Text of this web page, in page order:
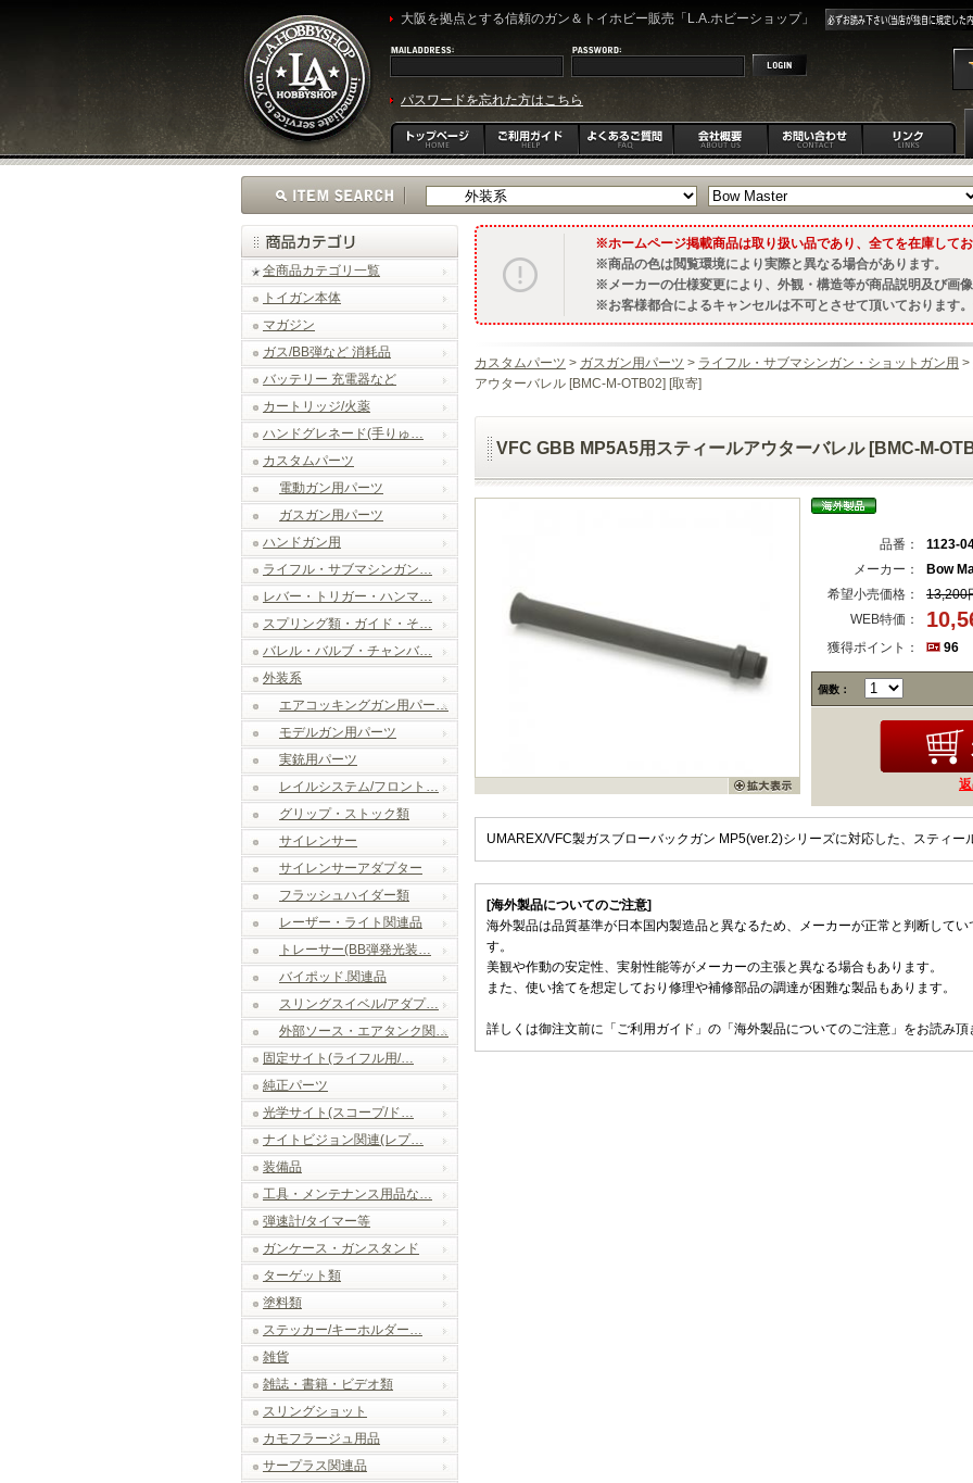
大阪を拠点とする信頼のガン＆トイホビー販売「L.A.ホビーショップ」
パスワードを忘れた方はこちら
全商品カテゴリ一覧
トイガン本体
マガジン
ガス/BB弾など 消耗品
バッテリー 充電器など
カートリッジ/火薬
ハンドグレネード(手りゅ…
カスタムパーツ
電動ガン用パーツ
ガスガン用パーツ
ハンドガン用
ライフル・サブマシンガン…
レバー・トリガー・ハンマ…
スプリング類・ガイド・そ…
バレル・バルブ・チャンバ…
外装系
エアコッキングガン用パー…
モデルガン用パーツ
実銃用パーツ
レイルシステム/フロント…
グリップ・ストック類
サイレンサー
サイレンサーアダプター
フラッシュハイダー類
レーザー・ライト関連品
トレーサー(BB弾発光装…
バイポッド.関連品
スリングスイベル/アダプ…
外部ソース・エアタンク関…
固定サイト(ライフル用/…
純正パーツ
光学サイト(スコープ/ド…
ナイトビジョン関連(レプ…
装備品
工具・メンテナンス用品な…
弾速計/タイマー等
ガンケース・ガンスタンド
ターゲット類
塗料類
ステッカー/キーホルダー…
雑貨
雑誌・書籍・ビデオ類
スリングショット
カモフラージュ用品
サープラス関連品
ホームページ掲載商品は取り扱い品であり、全てを在庫してお
商品の色は閲覧環境により実際と異なる場合があります。
メーカーの仕様変更により、外観・構造等が商品説明及び画
お客様都合によるキャンセルは不可とさせて頂いております。
カスタムパーツ > ガスガン用パーツ > ライフル・サブマシンガン・ショットガン用 >
アウターバレル [BMC-M-OTB02] [取寄]
VFC GBB MP5A5用スティールアウターバレル [BMC-M-
品番：
1123-
メーカー：
Bow
希望小売価格：
13,200
WEB特価：
獲得ポイント：
96
個数：
UMAREX/VFC製ガスブローバックガン MP5(ver.2)シリーズに対応した、スティー
[海外製品についてのご注意]
海外製品は品質基準が日本国内製造品と異なるため、メーカーが正常と判断して
す。
美観や作動の安定性、実射性能等がメーカーの主張と異なる場合もあります。
また、使い捨てを想定しており修理や補修部品の調達が困難な製品もあります。
詳しくは御注文前に「ご利用ガイド」の「海外製品についてのご注意」をお読み頂